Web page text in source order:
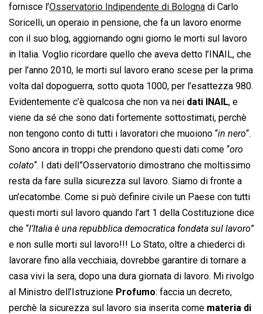
fornisce l’Osservatorio Indipendente di Bologna di Carlo
Soricelli, un operaio in pensione, che fa un lavoro enorme
con il suo blog, aggiornando ogni giorno le morti sul lavoro
in Italia. Voglio ricordare quello che aveva detto l’INAIL, che
per l’anno 2010, le morti sul lavoro erano scese per la prima
volta dal dopoguerra, sotto quota 1000, per l’esattezza 980.
Evidentemente c’è qualcosa che non va nei dati INAIL, e
viene da sé che sono dati fortemente sottostimati, perchè
non tengono conto di tutti i lavoratori che muoiono “in nero“.
Sono ancora in troppi che prendono questi dati come “oro
colato“. I dati dell”Osservatorio dimostrano che moltissimo
resta da fare sulla sicurezza sul lavoro. Siamo di fronte a
un’ecatombe. Come si può definire civile un Paese con tutti
questi morti sul lavoro quando l’art 1 della Costituzione dice
che “l’Italia è una repubblica democratica fondata sul lavoro”
e non sulle morti sul lavoro!!! Lo Stato, oltre a chiederci di
lavorare fino alla vecchiaia, dovrebbe garantire di tornare a
casa vivi la sera, dopo una dura giornata di lavoro. Mi rivolgo
al Ministro dell’Istruzione Profumo: faccia un decreto,
perchè la sicurezza sul lavoro sia inserita come materia di